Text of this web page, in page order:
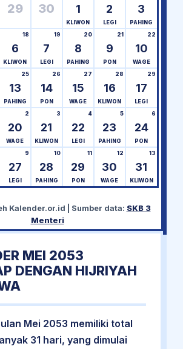
29 30 1
KLIWON
2
LEGI
3
PAHING
6
18
KLIWON
7
19
LEGI
8
20
PAHING
9
21
PON
10
22
WAGE
13
25
PAHING
14
26
PON
15
27
WAGE
16
28
KLIWON
17
29
LEGI
20
2
WAGE
21
3
KLIWON
22
4
LEGI
23
5
PAHING
24
6
PON
27
9
LEGI
28
10
PAHING
29
11
PON
30
12
WAGE
31
13
KLIWON
Kalender.or.id | Sumber data: SKB 3
Menteri
MEI 2053
DENGAN HIJRIYAH
Mei 2053 memiliki total
31 hari, yang dimulai